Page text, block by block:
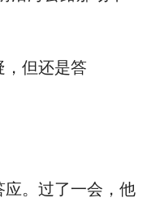
但还是答
。过了一会，他